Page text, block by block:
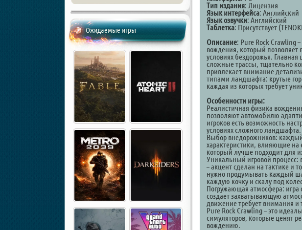
Ожидаемые игры
Тип издания: Лицензия
Язык интерфейса: Английский
Язык озвучки: Английский
Таблетка: Присутствует
Описание: Pure Rock Crawling
вождения, который
условиях бездорожья. Главная
сложные трассы, тщательно
привлекает внимание
типами ландшафта: крутые
каждая из которых требует
Особенности игры:
Реалистичная физика
позволяют автомобилю
игроков есть возможность
условиях сложного ландшафта.
Выбор внедорожников:
характеристики, влияющие на
который лучше подходит для
Уникальный игровой процесс:
– акцент сделан на тактике и
нужно продумывать каждый
каждую кочку и скалу под
Погружающая атмосфера: игра
создает захватывающую
движение требует внимания и
Pure Rock Crawling – это
симуляторов, которые ценят
вождению.